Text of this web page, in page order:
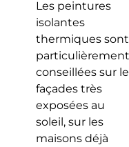
Les peintures
isolantes
thermiques sont
particulièrement
conseillées sur
façades très
exposées au
soleil, sur les
maisons déjà